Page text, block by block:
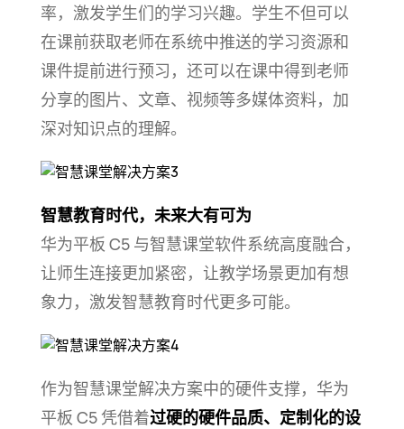
率，激发学生们的学习兴趣。学生不但可以
在课前获取老师在系统中推送的学习资源和
课件提前进行预习，还可以在课中得到老师
分享的图片、文章、视频等多媒体资料，加
深对知识点的理解。
智慧教育时代，未来大有可为
华为平板 C5 与智慧课堂软件系统高度融合，
让师生连接更加紧密，让教学场景更加有想
象力，激发智慧教育时代更多可能。
作为智慧课堂解决方案中的硬件支撑，华为
平板 C5 凭借着过硬的硬件品质、定制化的设